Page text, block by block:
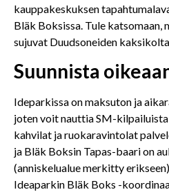
kauppakeskuksen
Bläk Boksissa. Tule katsomaan,
sujuvat Duudsoneiden
Suunnista
Ideparkissa on maksuton ja
joten voit nauttia SM-
kahvilat ja ruokaravintolat
ja Bläk Boksin Tapas-baari on
(anniskelualue merkitty
Ideaparkin Bläk Boks -